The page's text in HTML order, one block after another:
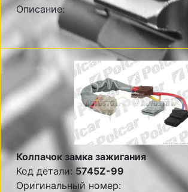
Описание:
Колпачок замка зажигания
Код детали: 5745Z-99
Оригинальный номер: